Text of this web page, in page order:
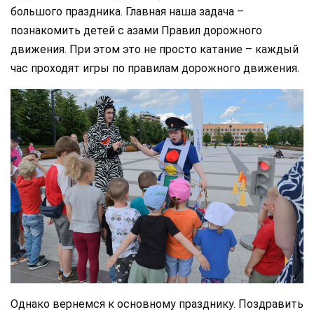
большого праздника. Главная наша задача –
познакомить детей с азами Правил дорожного
движения. При этом это не просто катание – каждый
час проходят игры по правилам дорожного движения.
Однако вернемся к основному празднику. Поздравить